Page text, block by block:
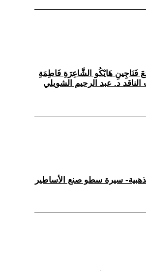
فَنَاجِينِ هَايْكُو الشَّاعِرَةِ فَاطِمَةِ
الناقد د. عبد الرحيم الشويلي